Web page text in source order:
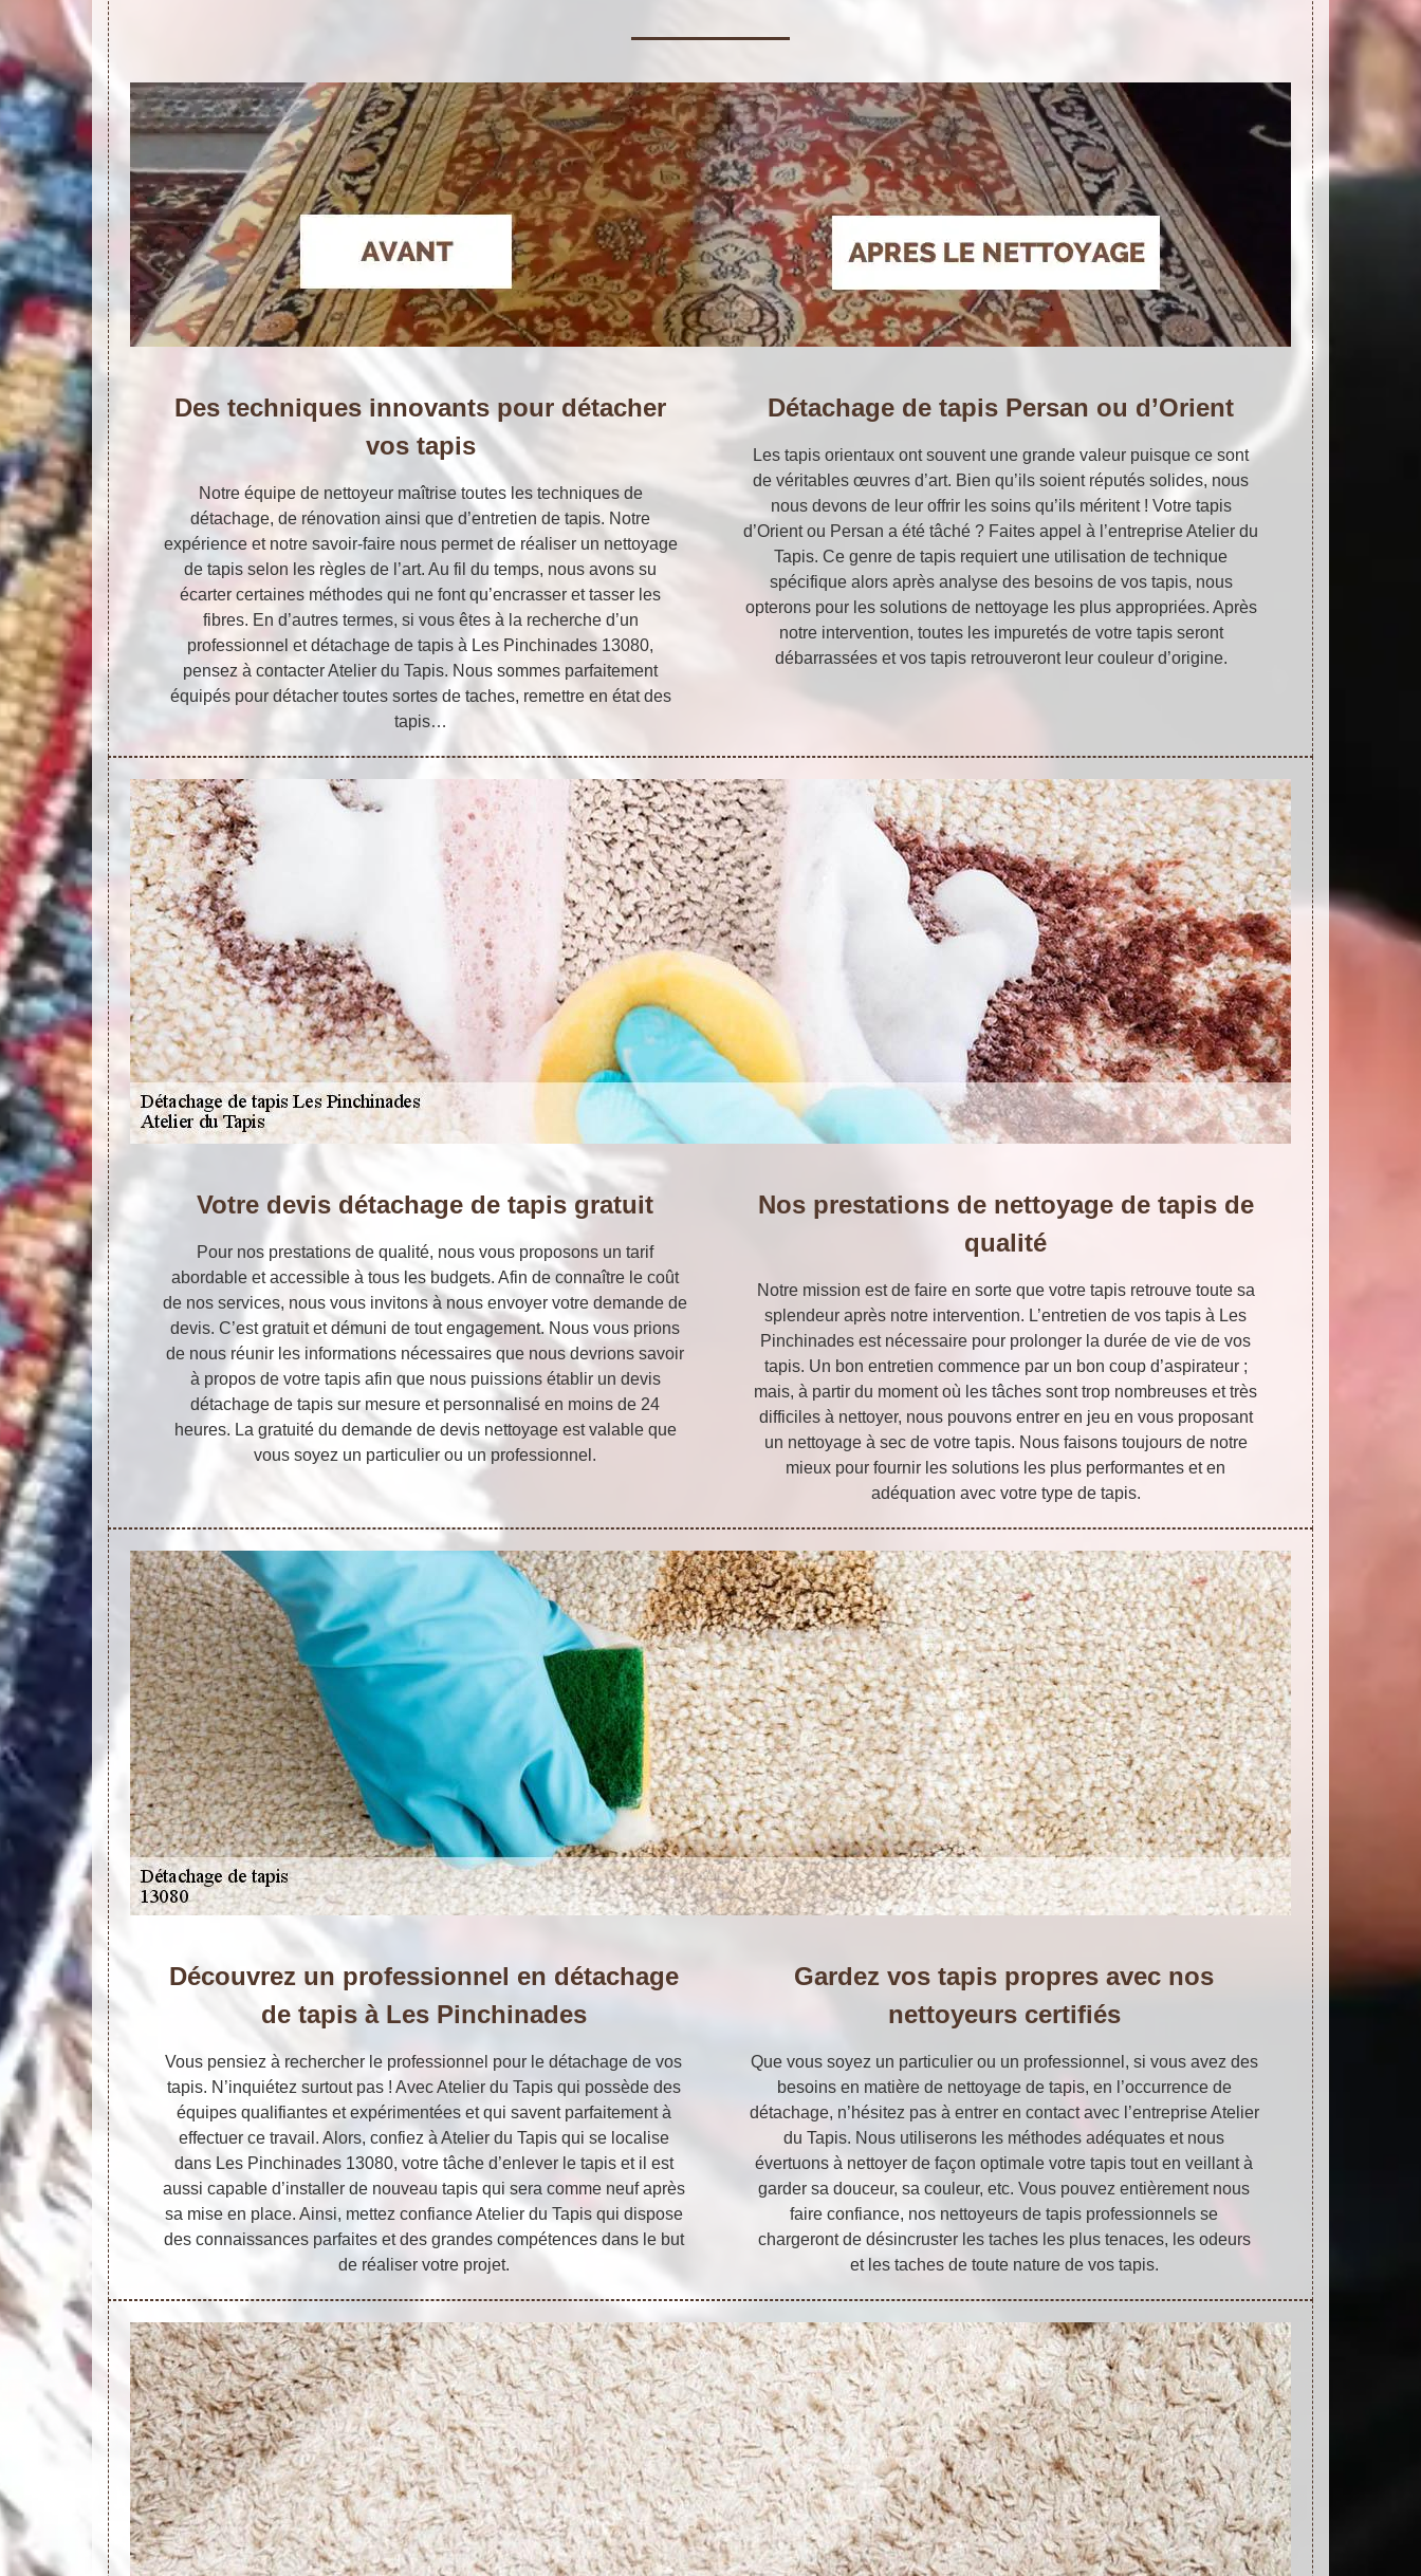
Des techniques innovants pour détacher
vos tapis
Notre équipe de nettoyeur maîtrise toutes les techniques de
détachage, de rénovation ainsi que d’entretien de tapis. Notre
expérience et notre savoir-faire nous permet de réaliser un nettoyage
de tapis selon les règles de l’art. Au fil du temps, nous avons su
écarter certaines méthodes qui ne font qu’encrasser et tasser les
fibres. En d’autres termes, si vous êtes à la recherche d’un
professionnel et détachage de tapis à Les Pinchinades 13080,
pensez à contacter Atelier du Tapis. Nous sommes parfaitement
équipés pour détacher toutes sortes de taches, remettre en état des
tapis…
Détachage de tapis Persan ou d’Orient
Les tapis orientaux ont souvent une grande valeur puisque ce sont
de véritables œuvres d’art. Bien qu’ils soient réputés solides, nous
nous devons de leur offrir les soins qu’ils méritent ! Votre tapis
d’Orient ou Persan a été tâché ? Faites appel à l’entreprise Atelier du
Tapis. Ce genre de tapis requiert une utilisation de technique
spécifique alors après analyse des besoins de vos tapis, nous
opterons pour les solutions de nettoyage les plus appropriées. Après
notre intervention, toutes les impuretés de votre tapis seront
débarrassées et vos tapis retrouveront leur couleur d’origine.
Votre devis détachage de tapis gratuit
Pour nos prestations de qualité, nous vous proposons un tarif
abordable et accessible à tous les budgets. Afin de connaître le coût
de nos services, nous vous invitons à nous envoyer votre demande de
devis. C’est gratuit et démuni de tout engagement. Nous vous prions
de nous réunir les informations nécessaires que nous devrions savoir
à propos de votre tapis afin que nous puissions établir un devis
détachage de tapis sur mesure et personnalisé en moins de 24
heures. La gratuité du demande de devis nettoyage est valable que
vous soyez un particulier ou un professionnel.
Nos prestations de nettoyage de tapis de
qualité
Notre mission est de faire en sorte que votre tapis retrouve toute sa
splendeur après notre intervention. L’entretien de vos tapis à Les
Pinchinades est nécessaire pour prolonger la durée de vie de vos
tapis. Un bon entretien commence par un bon coup d’aspirateur ;
mais, à partir du moment où les tâches sont trop nombreuses et très
difficiles à nettoyer, nous pouvons entrer en jeu en vous proposant
un nettoyage à sec de votre tapis. Nous faisons toujours de notre
mieux pour fournir les solutions les plus performantes et en
adéquation avec votre type de tapis.
Découvrez un professionnel en détachage
de tapis à Les Pinchinades
Vous pensiez à rechercher le professionnel pour le détachage de vos
tapis. N’inquiétez surtout pas ! Avec Atelier du Tapis qui possède des
équipes qualifiantes et expérimentées et qui savent parfaitement à
effectuer ce travail. Alors, confiez à Atelier du Tapis qui se localise
dans Les Pinchinades 13080, votre tâche d’enlever le tapis et il est
aussi capable d’installer de nouveau tapis qui sera comme neuf après
sa mise en place. Ainsi, mettez confiance Atelier du Tapis qui dispose
des connaissances parfaites et des grandes compétences dans le but
de réaliser votre projet.
Gardez vos tapis propres avec nos
nettoyeurs certifiés
Que vous soyez un particulier ou un professionnel, si vous avez des
besoins en matière de nettoyage de tapis, en l’occurrence de
détachage, n’hésitez pas à entrer en contact avec l’entreprise Atelier
du Tapis. Nous utiliserons les méthodes adéquates et nous
évertuons à nettoyer de façon optimale votre tapis tout en veillant à
garder sa douceur, sa couleur, etc. Vous pouvez entièrement nous
faire confiance, nos nettoyeurs de tapis professionnels se
chargeront de désincruster les taches les plus tenaces, les odeurs
et les taches de toute nature de vos tapis.